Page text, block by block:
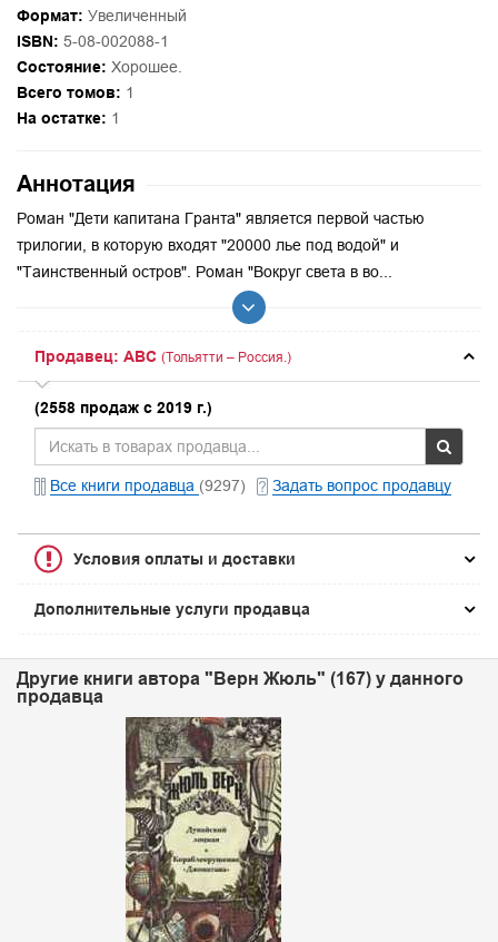
Формат: Увеличенный
ISBN: 5-08-002088-1
Состояние: Хорошее.
Всего томов: 1
На остатке: 1
Аннотация
Роман "Дети капитана Гранта" является первой частью
трилогии, в которую входят "20000 лье под водой" и
"Таинственный остров". Роман "Вокруг света в во...
Продавец: ABC (Тольятти – Россия.)
(2558 продаж с 2019 г.)
Все книги продавца (9297) Задать вопрос продавцу
Условия оплаты и доставки
Дополнительные услуги продавца
Другие книги автора "Верн Жюль" (167) у данного
продавца